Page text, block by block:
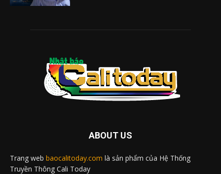
ABOUT US
Trang web baocalitoday.com là sản phẩm của Hệ Thống
Truyền Thông Cali Today